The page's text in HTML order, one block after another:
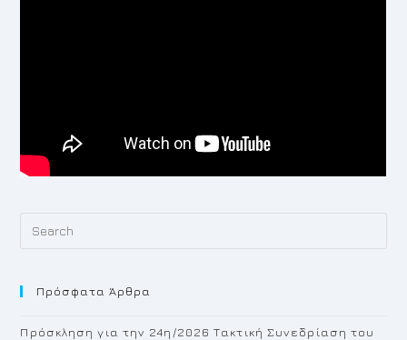
Πρόσφατα Άρθρα
Πρόσκληση για την 24η/2026 Τακτική Συνεδρίαση του